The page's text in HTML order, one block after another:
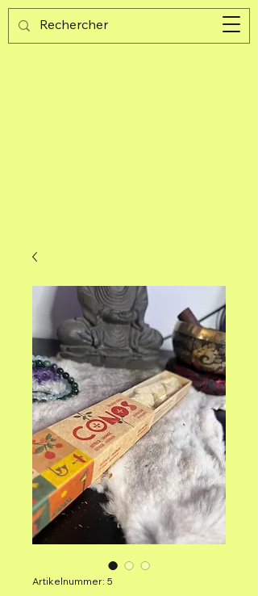
Guijad
Artikelnummer: 5